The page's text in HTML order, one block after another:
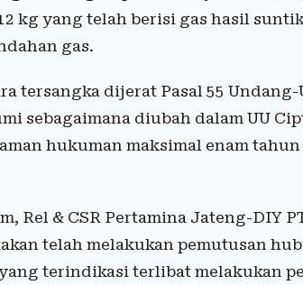
kg yang telah berisi gas hasil
gas.
tersangka dijerat Pasal 55
sebagaimana diubah dalam UU
hukuman maksimal enam
Rel & CSR Pertamina Jateng-DIY
telah melakukan pemutusan
terindikasi terlibat melakukan